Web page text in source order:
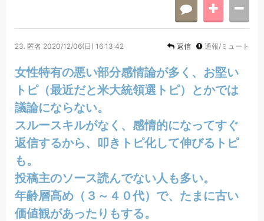
23. 匿名 2020/12/06(日) 16:13:42 返信 通報/ミュート
女性特有の悪い部分感情論が多く、お堅い
トピ（最近だと米大統領選トピ）とかでは
議論にならない。
スルースキルがなく、感情的になってすぐ
返信するから、叩きトピ化して伸びるトピ
も。
投稿主のソース読んでない人も多い。
年齢層高め（３～４０代）で、たまに古い
価値観があったりもする。